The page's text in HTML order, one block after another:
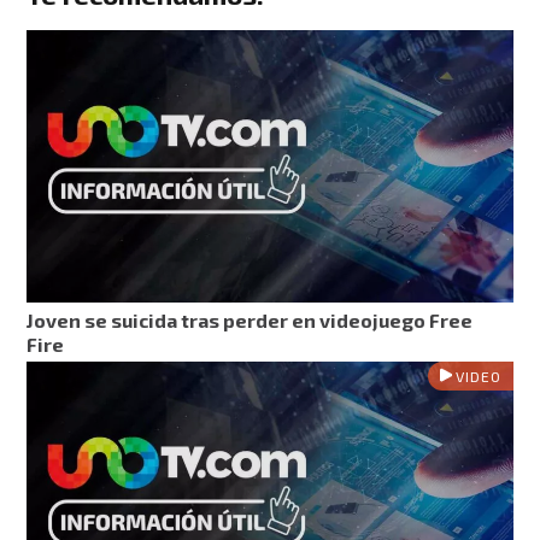
Joven se suicida tras perder en videojuego Free
Fire
VIDEO